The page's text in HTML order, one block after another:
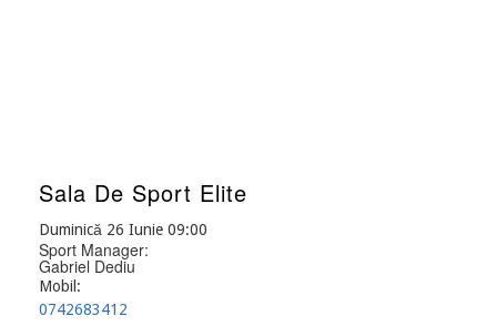
Sala De Sport Elite
Duminică 26 Iunie 09:00
Sport Manager:
Gabriel Dediu
Mobil:
0742683412